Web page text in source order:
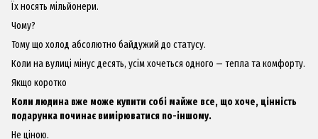
Їх носять мільйонери.
Чому?
Тому що холод абсолютно байдужий до статусу.
Коли на вулиці мінус десять, усім хочеться одного — тепла та комфорту.
Якщо коротко
Коли людина вже може купити собі майже все, що хоче, цінність
подарунка починає вимірюватися по-іншому.
Не ціною.